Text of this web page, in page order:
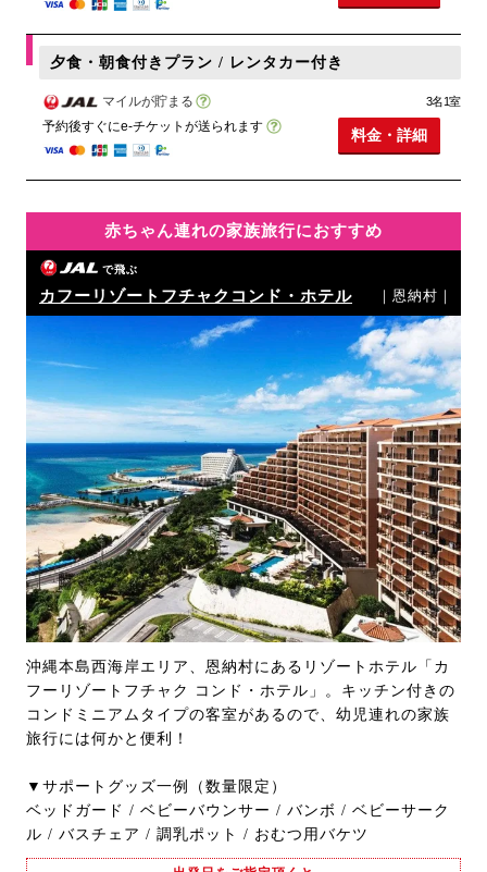
夕食・朝食付きプラン / レンタカー付き
マイルが貯まる
予約後すぐにe-チケットが送られます
3名1室
料金・詳細
赤ちゃん連れの家族旅行におすすめ
で飛ぶ
カフーリゾートフチャクコンド・ホテル ｜恩納村｜
沖縄本島西海岸エリア、恩納村にあるリゾートホテル「カ
フーリゾートフチャク コンド・ホテル」。キッチン付きの
コンドミニアムタイプの客室があるので、幼児連れの家族
旅行には何かと便利！
▼サポートグッズ一例（数量限定）
ベッドガード / ベビーバウンサー / バンボ / ベビーサーク
ル / バスチェア / 調乳ポット / おむつ用バケツ